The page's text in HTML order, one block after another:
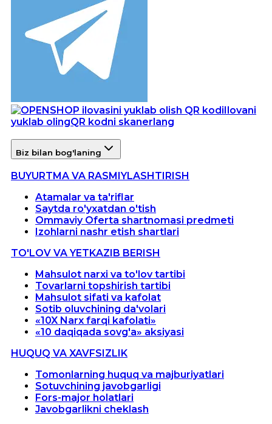
Ilovani
yuklab olingQR kodni skanerlang
Biz bilan bog'laning
BUYURTMA VA RASMIYLASHTIRISH
Atamalar va ta'riflar
Saytda ro'yxatdan o'tish
Ommaviy Oferta shartnomasi predmeti
Izohlarni nashr etish shartlari
TO'LOV VA YETKAZIB BERISH
Mahsulot narxi va to'lov tartibi
Tovarlarni topshirish tartibi
Mahsulot sifati va kafolat
Sotib oluvchining da'volari
«10X Narx farqi kafolati»
«10 daqiqada sovg'a» aksiyasi
HUQUQ VA XAVFSIZLIK
Tomonlarning huquq va majburiyatlari
Sotuvchining javobgarligi
Fors-major holatlari
Javobgarlikni cheklash